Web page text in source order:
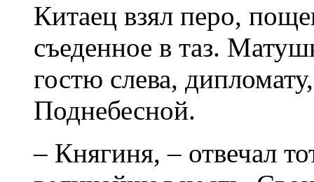
Китаец взял перо,
съеденное в таз.
гостю слева,
Поднебесной.
– Княгиня, – отвечал